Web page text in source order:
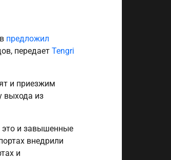
предложил
передает Tengri
и приезжим
выхода из
это и завышенные
внедрили
и